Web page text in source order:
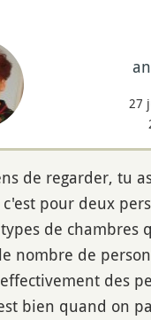
27
de regarder, tu
c'est pour deux
de chambres
nombre de
des
bien quand on